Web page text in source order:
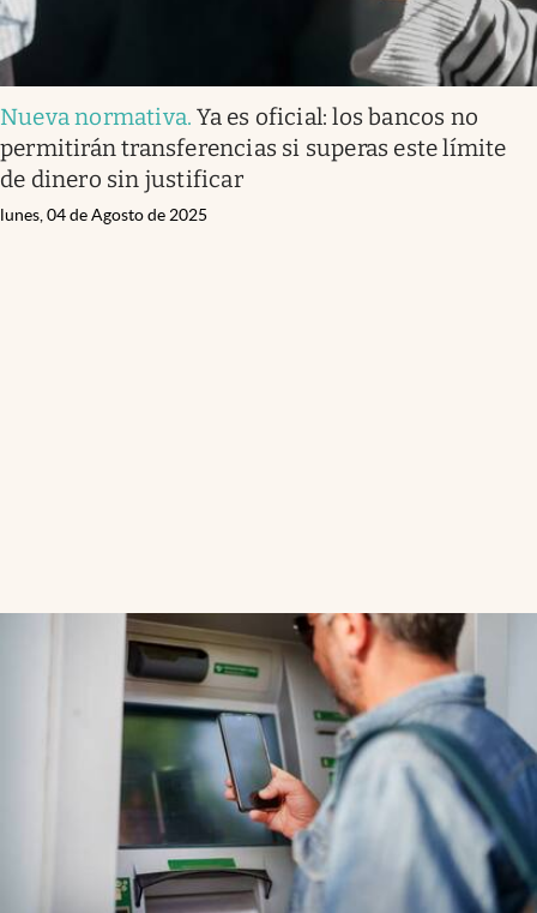
Nueva normativa.Ya es oficial: los bancos no
permitirán transferencias si superas este límite
de dinero sin justificar
lunes, 04 de Agosto de 2025